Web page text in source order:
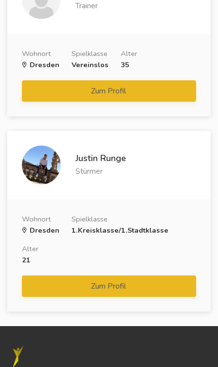
Trainer
Wohnort
Dresden
Spielklasse
Vereinslos
Alter
35
Zum Profil
Justin Runge
Stürmer
Wohnort
Dresden
Spielklasse
1.Kreisklasse/1.Stadtklasse
Alter
21
Zum Profil